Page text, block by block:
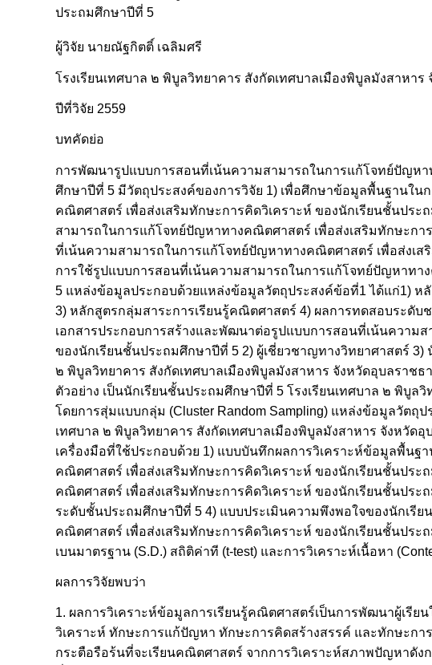
ประถมศึกษาปีที่ 5
ผู้วิจัย นายณัฐกิตติ์ เฉลิมศรี
โรงเรียนเทศบาล ๒ พิบูลวิทยาคาร สังกัดเทศบาลเมืองพิบูลมังสาห
ปีที่วิจัย 2559
บทคัดย่อ
การพัฒนารูปแบบการสอนที่เน้นความสามารถในการแก้โจทย์ปัญห
ศึกษาปีที่ 5 มีวัตถุประสงค์ของการวิจัย 1) เพื่อศึกษาข้อมูลพื้นฐานใ
คณิตศาสตร์ เพื่อส่งเสริมทักษะการคิดวิเคราะห์ ของนักเรียนชั้นปร
สามารถในการแก้โจทย์ปัญหาทางคณิตศาสตร์ เพื่อส่งเสริมทักษะก
ที่เน้นความสามารถในการแก้โจทย์ปัญหาทางคณิตศาสตร์ เพื่อส่งเส
การใช้รูปแบบการสอนที่เน้นความสามารถในการแก้โจทย์ปัญหาทา
5 แหล่งข้อมูลประกอบด้วยแหล่งข้อมูลวัตถุประสงค์ข้อที่1 ได้แก่1)
3) หลักสูตรกลุ่มสาระการเรียนรู้คณิตศาสตร์ 4) ผลการทดสอบระดับ
เอกสารประกอบการสร้างและพัฒนาต่อรูปแบบการสอนที่เน้นความ
ของนักเรียนชั้นประถมศึกษาปีที่ 5 2) ผู้เชี่ยวชาญทางวิทยาศาสตร์
๒ พิบูลวิทยาคาร สังกัดเทศบาลเมืองพิบูลมังสาหาร จังหวัดอุบลรา
ตัวอย่าง เป็นนักเรียนชั้นประถมศึกษาปีที่ 5 โรงเรียนเทศบาล ๒ พิบู
โดยการสุ่มแบบกลุ่ม (Cluster Random Sampling) แหล่งข้อมูลวัตถุ
เทศบาล ๒ พิบูลวิทยาคาร สังกัดเทศบาลเมืองพิบูลมังสาหาร จังหวัด
เครื่องมือที่ใช้ประกอบด้วย 1) แบบบันทึกผลการวิเคราะห์ข้อมูลพื้น
คณิตศาสตร์ เพื่อส่งเสริมทักษะการคิดวิเคราะห์ ของนักเรียนชั้นปร
คณิตศาสตร์ เพื่อส่งเสริมทักษะการคิดวิเคราะห์ ของนักเรียนชั้นปร
ระดับชั้นประถมศึกษาปีที่ 5 4) แบบประเมินความพึงพอใจของนักเ
คณิตศาสตร์ เพื่อส่งเสริมทักษะการคิดวิเคราะห์ ของนักเรียนชั้นประ
เบนมาตรฐาน (S.D.) สถิติค่าที (t-test) และการวิเคราะห์เนื้อหา
ผลการวิจัยพบว่า
1. ผลการวิเคราะห์ข้อมูลการเรียนรู้คณิตศาสตร์เป็นการพัฒนาผู้เรี
วิเคราะห์ ทักษะการแก้ปัญหา ทักษะการคิดสร้างสรรค์ และทักษะกา
กระตือรือร้นที่จะเรียนคณิตศาสตร์ จากการวิเคราะห์สภาพปัญหาดั